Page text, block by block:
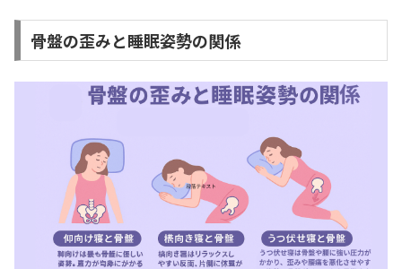
骨盤の歪みと睡眠姿勢の関係